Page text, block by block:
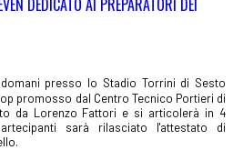
presso lo Stadio Torrini di Sesto
promosso dal Centro Tecnico Portieri di
da Lorenzo Fattori e si articolerà in 4
sarà rilasciato l'attestato di